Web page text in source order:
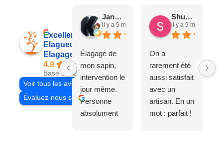
Excellent
Elagueur 77
Elagage Villiers
4.9
Basé sur 27 avis
Voir tous les avis
Évaluez-nous sur
Jane D.
il y a 5 mois
Élagage de
mon sapin,
intervention le
jour même.
Personne
absolument
Shuang & Jean K.
il y a 9 mois
On a
rarement été
aussi satisfait
avec un
artisan. En un
mot : parfait !